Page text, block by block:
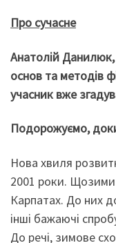
Про сучасне
Анатолій
основ та методів
учасник вже
Подорожуємо,
Нова хвиля
2001 роки. Щозими
Карпатах. До них
інші бажаючі
До речі, зимове